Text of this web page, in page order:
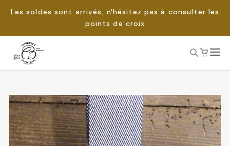
Les soldes sont arrivés, n'hésitez pas à consulter les
points de croix
Passer